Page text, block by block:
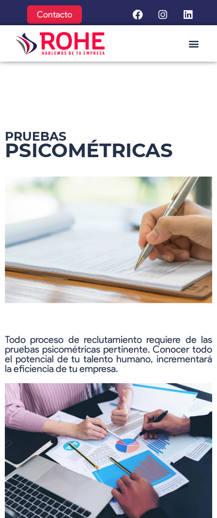
Contacto
PRUEBAS
PSICOMÉTRICAS
Todo proceso de reclutamiento requiere de las
pruebas psicométricas pertinente. Conocer todo
el potencial de tu talento humano, incrementará
la eficiencia de tu empresa.